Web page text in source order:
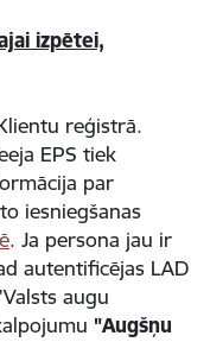
izpētei,
reģistrā.
EPS tiek
par
iesniegšanas
. Ja persona jau ir
autentificējas LAD
augu
"Augšņu